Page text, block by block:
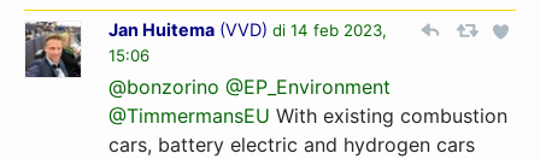
Jan Huitema (VVD) di 14 feb 2023,
15:06
@bonzorino @EP_Environment
@TimmermansEU With existing combustion
cars, battery electric and hydrogen cars